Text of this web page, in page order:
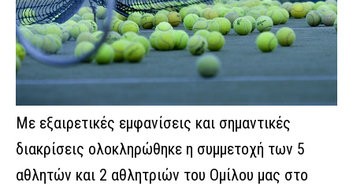
Με εξαιρετικές εμφανίσεις και σημαντικές
διακρίσεις ολοκληρώθηκε η συμμετοχή των 5
αθλητών και 2 αθλητριών του Ομίλου μας στο